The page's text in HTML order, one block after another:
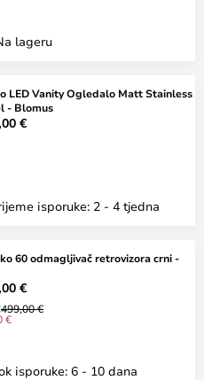
lageru
LED Vanity Ogledalo Matt Stainless
- Blomus
€
isporuke: 2 - 4 tjedna
60 odmagljivač retrovizora crni -
€
499,00 €
€
isporuke: 6 - 10 dana